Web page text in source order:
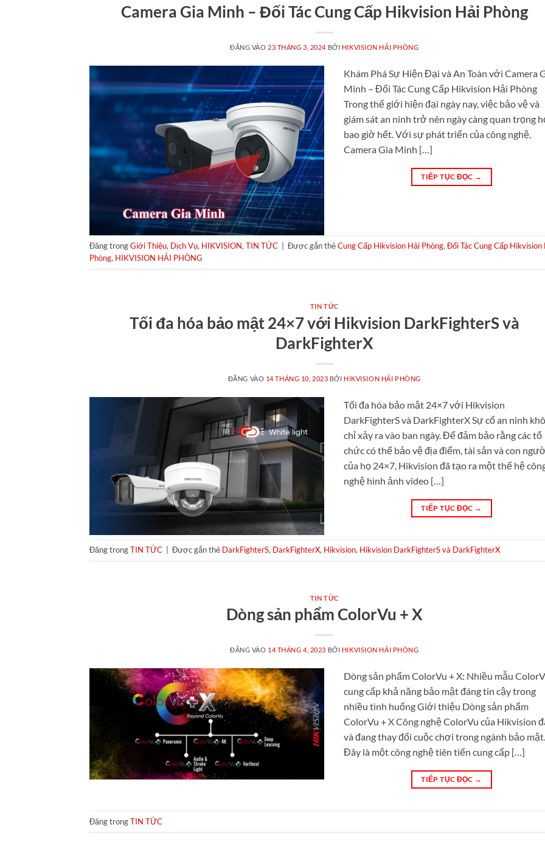
Camera Gia Minh – Đối Tác Cung Cấp Hikvision Hải Phòng
ĐĂNG VÀO 23 THÁNG 3, 2024 BỞI HIKVISION HẢI PHÒNG
Khám Phá Sự Hiện Đại và An Toàn với Camera
Minh – Đối Tác Cung Cấp Hikvision Hải Phòng
Trong thế giới hiện đại ngày nay, việc bảo vệ và
giám sát an ninh trở nên ngày càng quan trọng
bao giờ hết. Với sự phát triển của công nghệ,
Camera Gia Minh […]
TIẾP TỤC ĐỌC →
Đăng trongGiới Thiệu, Dịch Vụ, HIKVISION,TIN TỨC Được gắn thẻCung Cấp Hikvision Hải Phòng,Đối Tác Cung Cấp Hikvision
Phòng, HIKVISION HẢI PHÒNG
TIN TỨC
Tối đa hóa bảo mật 24×7 với Hikvision DarkFighterS và
DarkFighterX
ĐĂNG VÀO 14 THÁNG 10, 2023 BỞI HIKVISION HẢI PHÒNG
Tối đa hóa bảo mật 24×7 với Hikvision
DarkFighterS và DarkFighterX Sự cố an ninh
chỉ xảy ra vào ban ngày. Để đảm bảo rằng các tổ
chức có thể bảo vệ địa điểm, tài sản và con
của họ 24×7, Hikvision đã tạo ra một thế hệ
nghệ hình ảnh video […]
TIẾP TỤC ĐỌC →
Đăng trongTIN TỨC Được gắn thẻ DarkFighterS, DarkFighterX, Hikvision, Hikvision DarkFighterS và DarkFighterX
TIN TỨC
Dòng sản phẩm ColorVu + X
ĐĂNG VÀO 14 THÁNG 4, 2023 BỞI HIKVISION HẢI PHÒNG
Dòng sản phẩm ColorVu + X: Nhiều mẫu
cung cấp khả năng bảo mật đáng tin cậy trong
nhiều tình huống Giới thiệu Dòng sản phẩm
ColorVu + X Công nghệ ColorVu của Hikvision
và đang thay đổi cuộc chơi trong ngành bảo mật.
Đây là một công nghệ tiên tiến cung cấp […]
TIẾP TỤC ĐỌC →
Đăng trongTIN TỨC